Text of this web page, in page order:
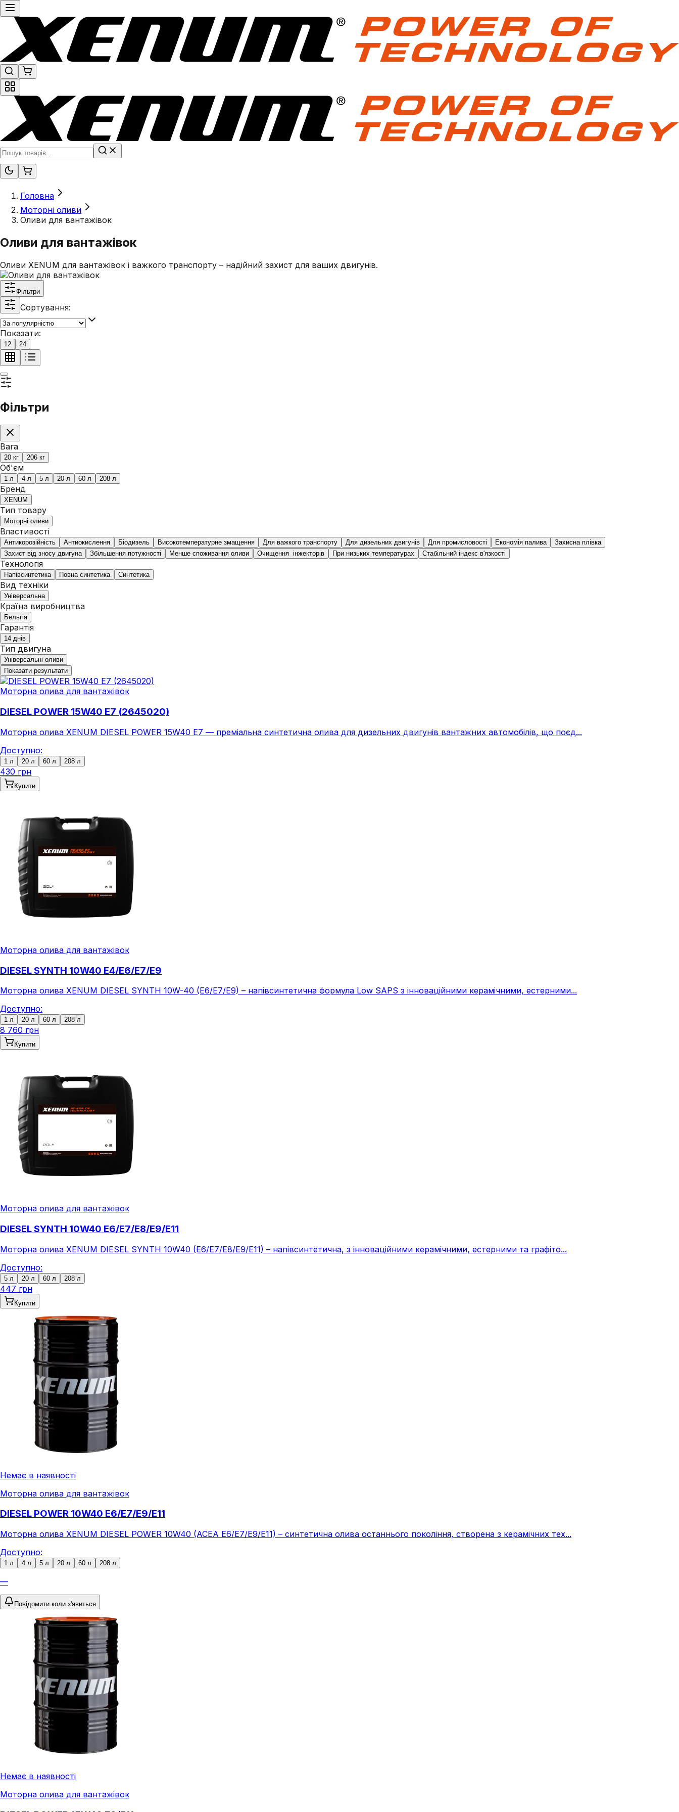
Головна
Моторні оливи
Оливи для вантажівок
Оливи для вантажівок
Оливи XENUM для вантажівок і важкого транспорту – надійний захист для ваших двигунів.
Фільтри
Сортування:
Показати:
12 24
Фільтри
Вага
20 кг 206 кг
Об'єм
1 л 4 л 5 л 20 л 60 л 208 л
Бренд
XENUM
Тип товару
Моторні оливи
Властивості
Антикорозійність Антиокислення Біодизель Високотемпературне змащення Для важкого транспорту Для дизельних двигунів Для промисловості Економія палива
Захисна плівка
Захист від зносу двигуна
Збільшення потужності Менше споживання оливи Очищення інжекторів При низьких температурах Стабільний індекс в'язкості
Технологія
Напівсинтетика Повна синтетика Синтетика
Вид техніки
Універсальна
Країна виробництва
Бельгія
Гарантія
14 днів
Тип двигуна
Універсальні оливи
Показати результати
Моторна олива для вантажівок
DIESEL POWER 15W40 E7 (2645020)
Моторна олива XENUM DIESEL POWER 15W40 E7 — преміальна синтетична олива для дизельних двигунів вантажних автомобілів, що поєд...
Доступно:
1 л 20 л 60 л 208 л
430 грн
Купити
Моторна олива для вантажівок
DIESEL SYNTH 10W40 E4/E6/E7/E9
Моторна олива XENUM DIESEL SYNTH 10W-40 (E6/E7/E9) – напівсинтетична формула Low SAPS з інноваційними керамічними, естерними...
Доступно:
1 л 20 л 60 л 208 л
8 760 грн
Купити
Моторна олива для вантажівок
DIESEL SYNTH 10W40 E6/E7/E8/E9/E11
Моторна олива XENUM DIESEL SYNTH 10W40 (E6/E7/E8/E9/E11) – напівсинтетична, з інноваційними керамічними, естерними та графіто...
Доступно:
5 л 20 л 60 л 208 л
447 грн
Купити
Немає в наявності
Моторна олива для вантажівок
DIESEL POWER 10W40 E6/E7/E9/E11
Моторна олива XENUM DIESEL POWER 10W40 (ACEA E6/E7/E9/E11) – синтетична олива останнього покоління, створена з керамічних тех...
Доступно:
1 л 4 л 5 л 20 л 60 л 208 л
—
Повідомити коли з'явиться
Немає в наявності
Моторна олива для вантажівок